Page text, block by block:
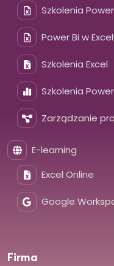
Szkolenia
Power Bi w
Szkolenia Excel
Szkolenia Power
Zarządzanie
E-learning
Excel Online
Google
Firma